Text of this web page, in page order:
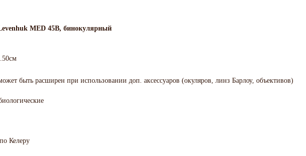
MED 45B, бинокулярный
быть расширен при использовании доп. аксессуаров (окуляров, линз Барлоу, объективов)
Келеру